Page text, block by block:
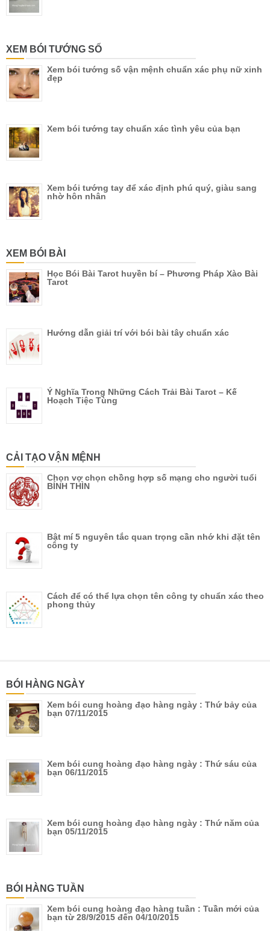
XEM BÓI TƯỚNG SỐ
Xem bói tướng số vận mệnh chuẩn xác phụ nữ xinh
đẹp
Xem bói tướng tay chuẩn xác tình yêu của bạn
Xem bói tướng tay để xác định phú quý, giàu sang
nhờ hôn nhân
XEM BÓI BÀI
Học Bói Bài Tarot huyền bí – Phương Pháp Xào Bài
Tarot
Hướng dẫn giải trí với bói bài tây chuẩn xác
Ý Nghĩa Trong Những Cách Trải Bài Tarot – Kế
Hoạch Tiệc Tùng
CẢI TẠO VẬN MỆNH
Chọn vợ chọn chồng hợp số mạng cho người tuổi
BÍNH THÌN
Bật mí 5 nguyên tắc quan trọng cần nhớ khi đặt tên
công ty
Cách để có thể lựa chọn tên công ty chuẩn xác theo
phong thủy
BÓI HÀNG NGÀY
Xem bói cung hoàng đạo hàng ngày : Thứ bảy của
bạn 07/11/2015
Xem bói cung hoàng đạo hàng ngày : Thứ sáu của
bạn 06/11/2015
Xem bói cung hoàng đạo hàng ngày : Thứ năm của
bạn 05/11/2015
BÓI HÀNG TUẦN
Xem bói cung hoàng đạo hàng tuần : Tuần mới của
bạn từ 28/9/2015 đến 04/10/2015